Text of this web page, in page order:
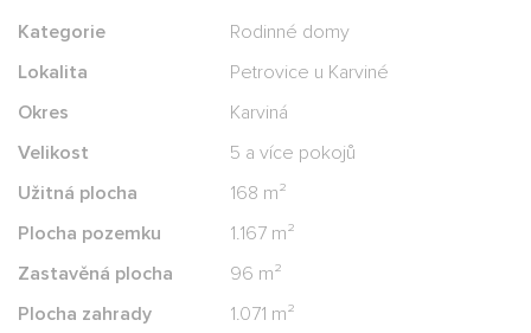
Kategorie
Rodinné domy
Lokalita
Petrovice u Karviné
Okres
Karviná
Velikost
5 a více pokojů
Užitná plocha
168 m²
Plocha pozemku
1.167 m²
Zastavěná plocha
96 m²
Plocha zahrady
1.071 m²